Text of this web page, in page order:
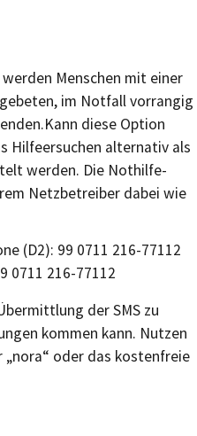
Menschen mit einer
im Notfall vorrangig
diese Option
Hilfeersuchen alternativ als
werden. Die Nothilfe-
Netzbetreiber dabei wie
(D2): 99 0711 216-77112
0711 216-77112
der SMS zu
kommen kann. Nutzen
oder das kostenfreie